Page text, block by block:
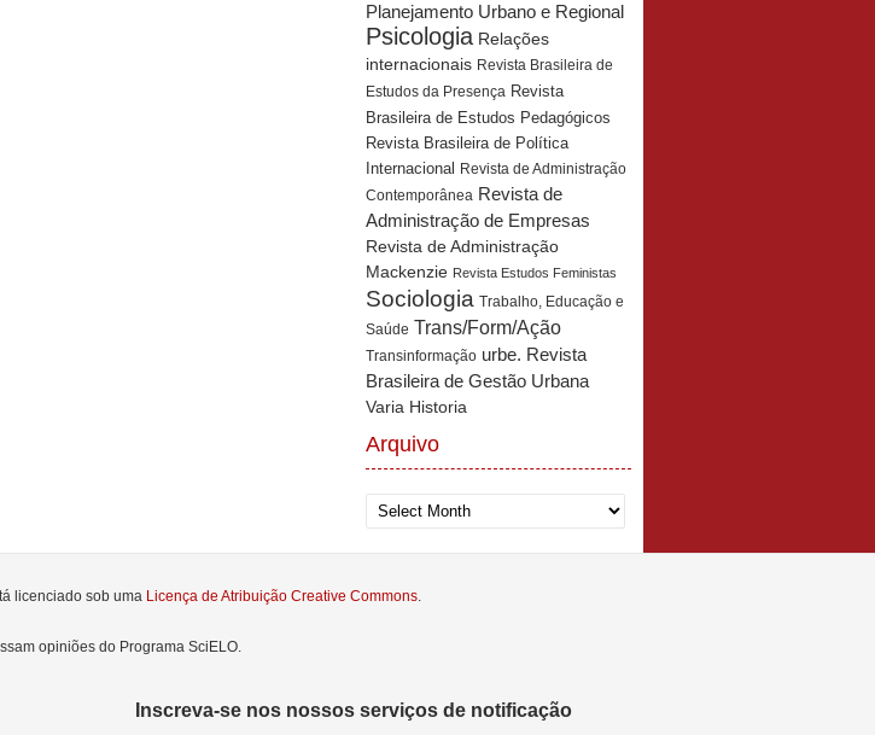
Planejamento Urbano e Regional
Psicologia Relações
internacionais Revista Brasileira de
Estudos da Presença Revista
Brasileira de Estudos Pedagógicos
Revista Brasileira de Política
Internacional Revista de Administração
Contemporânea Revista de
Administração de Empresas
Revista de Administração
Mackenzie Revista Estudos Feministas
Sociologia Trabalho, Educação e
Saúde Trans/Form/Ação
Transinformação urbe. Revista
Brasileira de Gestão Urbana
Varia Historia
Arquivo
Arquivo
licenciado sob uma Licença de Atribuição Creative Commons.
opiniões do Programa SciELO.
Inscreva-se nos nossos serviços de notificação